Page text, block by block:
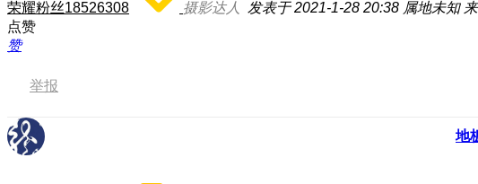
荣耀粉丝18526308 摄影达人 发表于 2021-1-28 20:38 属地未知
点赞
赞
举报
地